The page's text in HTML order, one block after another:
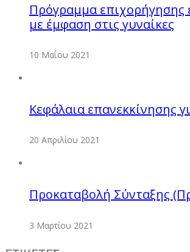
Πρόγραμμα επιχορήγησης
με έμφαση στις γυναίκες
10 Μαΐου 2021
Κεφάλαια επανεκκίνησης
20 Απριλίου 2021
Προκαταβολή Σύνταξης
3 Μαρτίου 2021